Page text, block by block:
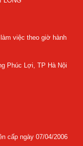
việc theo giờ hành
Phúc Lợi, TP Hà Nội
cấp ngày 07/04/2006